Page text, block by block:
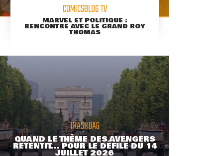
COMICSBLOG TV
MARVEL ET POLITIQUE :
RENCONTRE AVEC LE GRAND ROY
THOMAS
TRASHBAG
QUAND LE THÈME DES AVENGERS
RETENTIT... POUR LE DÉFILÉ DU 14
JUILLET 2026